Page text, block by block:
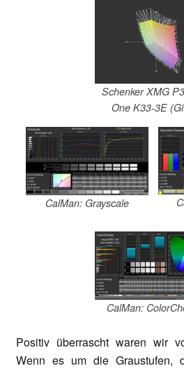
Schenker XMG
One K33-3E
CalMan: Grayscale
CalMan:
Positiv überrascht waren wir
Wenn es um die Graustufen,